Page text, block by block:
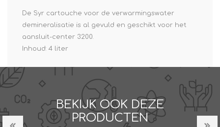
De Syr cartouche voor de verwarmingswater
demineralisatie is al gevuld en geschikt voor het
aansluit-center 3200.
Inhoud: 4 liter
BEKIJK OOK DEZE
PRODUCTEN